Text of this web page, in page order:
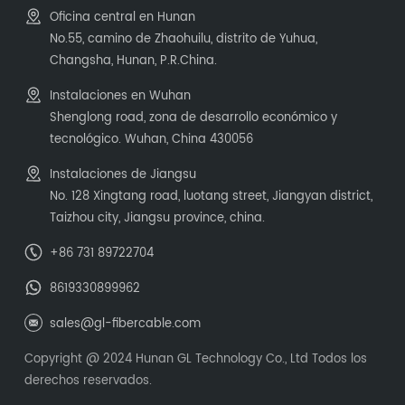
Oficina central en Hunan
No.55, camino de Zhaohuilu, distrito de Yuhua,
Changsha, Hunan, P.R.China.
Instalaciones en Wuhan
Shenglong road, zona de desarrollo económico y
tecnológico. Wuhan, China 430056
Instalaciones de Jiangsu
No. 128 Xingtang road, luotang street, Jiangyan district,
Taizhou city, Jiangsu province, china.
+86 731 89722704
8619330899962
sales@gl-fibercable.com
Copyright @ 2024 Hunan GL Technology Co., Ltd Todos los
derechos reservados.